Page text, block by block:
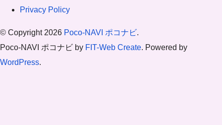
Privacy Policy
© Copyright 2026 Poco-NAVI ポコナビ.
Poco-NAVI ポコナビ by FIT-Web Create. Powered by
WordPress.